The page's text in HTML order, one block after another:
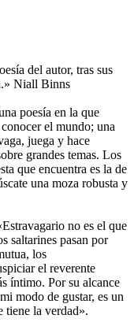
del autor, tras sus
Niall Binns
poesía en la que
el mundo; una
juega y hace
grandes temas. Los
que encuentra es la de
una moza robusta y
no es el que
saltarines pasan por
los
el reverente
íntimo. Por su alcance
modo de gustar, es un
tiene la verdad».